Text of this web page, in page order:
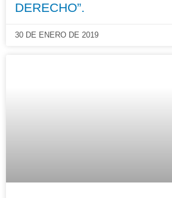
DERECHO”.
30 DE ENERO DE 2019